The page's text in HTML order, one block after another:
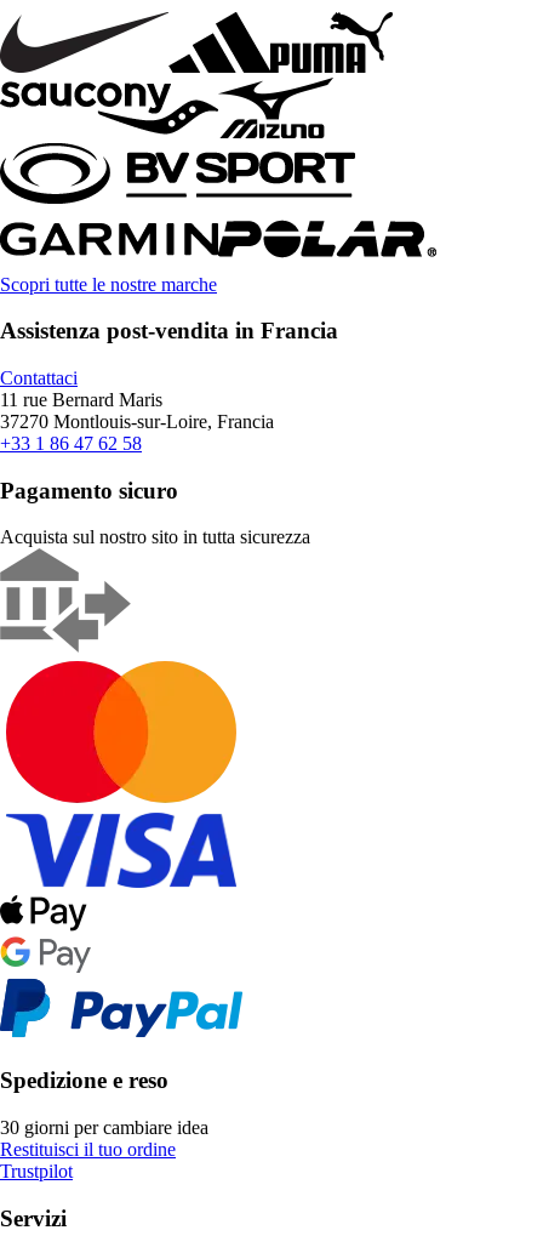
Scopri tutte le nostre marche
Assistenza post-vendita in Francia
Contattaci
11 rue Bernard Maris
37270 Montlouis-sur-Loire, Francia
+33 1 86 47 62 58
Pagamento sicuro
Acquista sul nostro sito in tutta sicurezza
Spedizione e reso
30 giorni per cambiare idea
Restituisci il tuo ordine
Trustpilot
Servizi